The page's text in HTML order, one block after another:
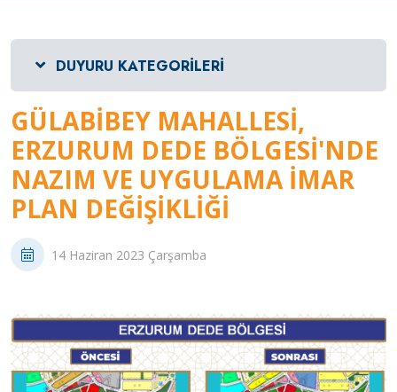
DUYURU KATEGORILERI
GÜLABIBEY MAHALLESI,
ERZURUM DEDE BÖLGESI'NDE
NAZIM VE UYGULAMA İMAR
PLAN DEĞIŞIKLIĞI
14 Haziran 2023 Çarşamba